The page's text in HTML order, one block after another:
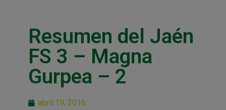
Resumen del Jaén
FS 3 – Magna
Gurpea – 2
abril 19, 2016